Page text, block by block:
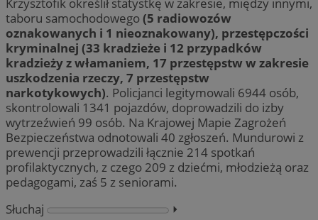
Krzysztofik określił statystkę w zakresie, między innymi,
taboru samochodowego(5 radiowozów
oznakowanych i 1 nieoznakowany), przestępczości
kryminalnej (33 kradzieże i 12 przypadków
kradzieży z włamaniem, 17 przestępstw w zakresie
uszkodzenia rzeczy, 7 przestępstw
narkotykowych). Policjanci legitymowali 6944 osób,
skontrolowali 1341 pojazdów, doprowadzili do izby
wytrzeźwień 99 osób. Na Krajowej Mapie Zagrożeń
Bezpieczeństwa odnotowali 40 zgłoszeń. Mundurowi z
prewencji przeprowadzili łącznie 214 spotkań
profilaktycznych, z czego 209 z dziećmi, młodzieżą oraz
pedagogami, zaś 5 z seniorami.
Słuchaj
⏵︎